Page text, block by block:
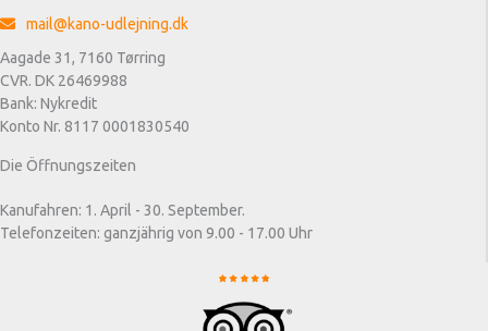
mail@kano-udlejning.dk
Aagade 31, 7160 Tørring
CVR. DK 26469988
Bank: Nykredit
Konto Nr. 8117 0001830540
Die Öffnungszeiten
Kanufahren: 1. April - 30. September.
Telefonzeiten: ganzjährig von 9.00 - 17.00 Uhr